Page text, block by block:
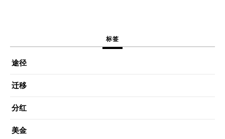
标签
途径
迁移
分红
美金